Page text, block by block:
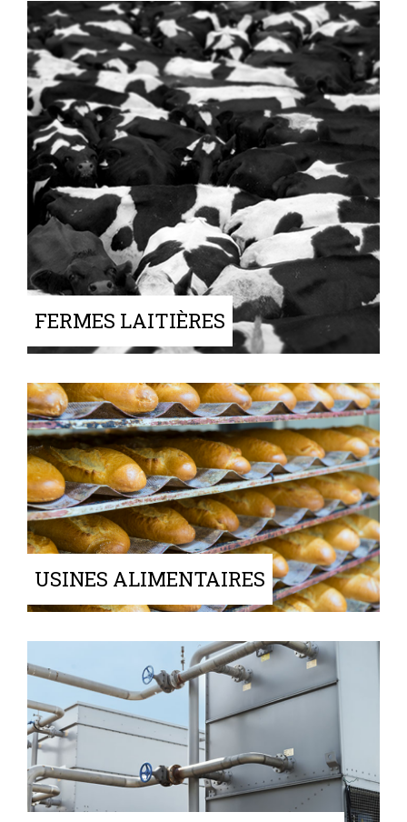
FERMES LAITIÈRES
USINES ALIMENTAIRES